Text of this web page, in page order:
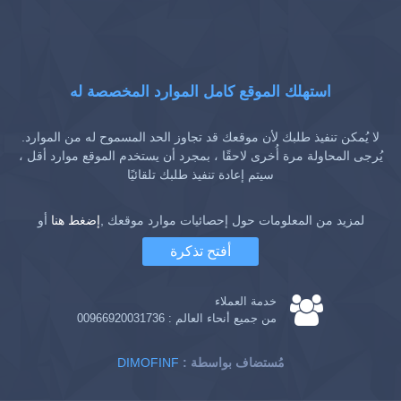
استهلك الموقع كامل الموارد المخصصة له
لا يُمكن تنفيذ طلبك لأن موقعك قد تجاوز الحد المسموح له من الموارد.
يُرجى المحاولة مرة أُخرى لاحقًا ، بمجرد أن يستخدم الموقع موارد أقل ،
سيتم إعادة تنفيذ طلبك تلقائيًا
لمزيد من المعلومات حول إحصائيات موارد موقعك ,إضغط هنا أو
أفتح تذكرة
خدمة العملاء
من جميع أنحاء العالم : 00966920031736
DIMOFINF : مُستضاف بواسطة